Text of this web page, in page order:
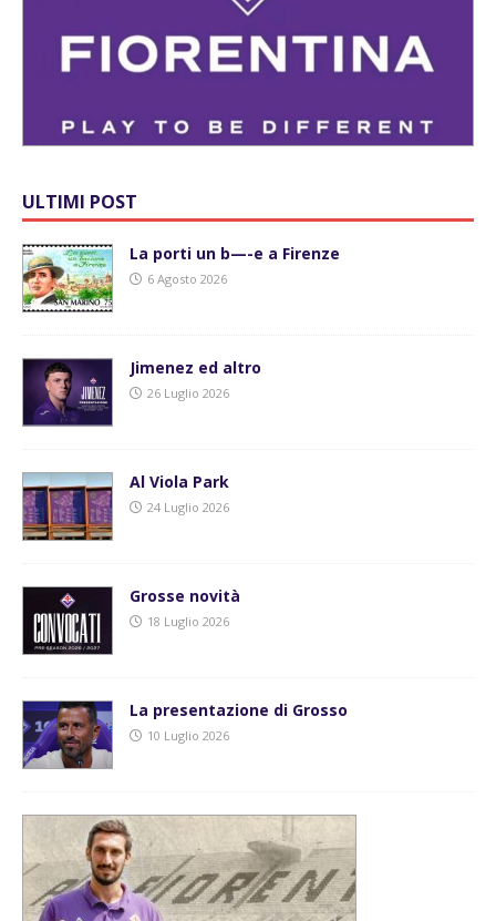
ULTIMI POST
La porti un b—-e a Firenze
6 Agosto 2026
Jimenez ed altro
26 Luglio 2026
Al Viola Park
24 Luglio 2026
Grosse novità
18 Luglio 2026
La presentazione di Grosso
10 Luglio 2026